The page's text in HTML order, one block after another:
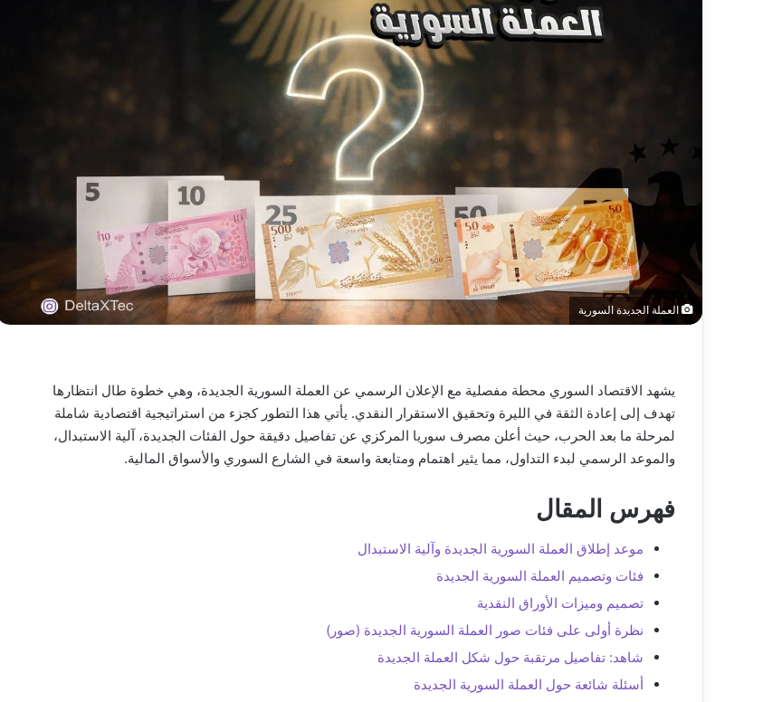
العملة الجديدة السورية
يشهد الاقتصاد السوري محطة مفصلية مع الإعلان الرسمي عن العملة السورية الجديدة، وهي خطوة طال انتظارها
تهدف إلى إعادة الثقة في الليرة وتحقيق الاستقرار النقدي. يأتي هذا التطور كجزء من استراتيجية اقتصادية شاملة
لمرحلة ما بعد الحرب، حيث أعلن مصرف سوريا المركزي عن تفاصيل دقيقة حول الفئات الجديدة، آلية الاستبدال،
والموعد الرسمي لبدء التداول، مما يثير اهتمام ومتابعة واسعة في الشارع السوري والأسواق المالية.
فهرس المقال
موعد إطلاق العملة السورية الجديدة وآلية الاستبدال
فئات وتصميم العملة السورية الجديدة
تصميم وميزات الأوراق النقدية
نظرة أولى على فئات صور العملة السورية الجديدة (صور)
شاهد: تفاصيل مرتقبة حول شكل العملة الجديدة
أسئلة شائعة حول العملة السورية الجديدة